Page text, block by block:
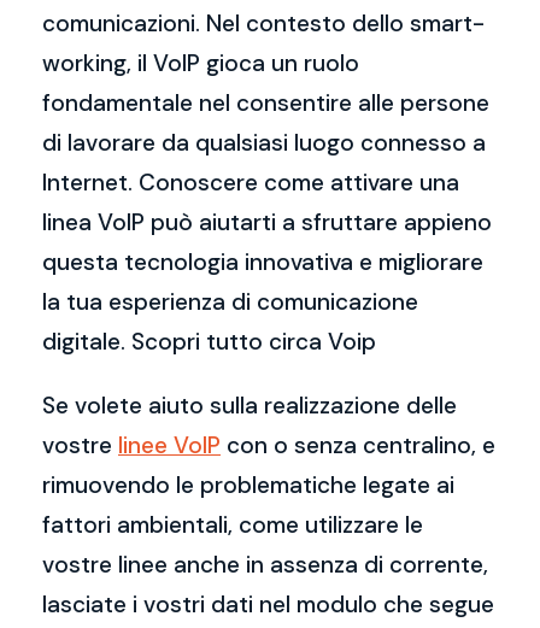
comunicazioni. Nel contesto dello smart-
working, il VoIP gioca un ruolo
fondamentale nel consentire alle persone
di lavorare da qualsiasi luogo connesso a
Internet. Conoscere come attivare una
linea VoIP può aiutarti a sfruttare appieno
questa tecnologia innovativa e migliorare
la tua esperienza di comunicazione
digitale. Scopri tutto circa Voip
Se volete aiuto sulla realizzazione delle
vostre linee VoIP con o senza centralino, e
rimuovendo le problematiche legate ai
fattori ambientali, come utilizzare le
vostre linee anche in assenza di corrente,
lasciate i vostri dati nel modulo che segue